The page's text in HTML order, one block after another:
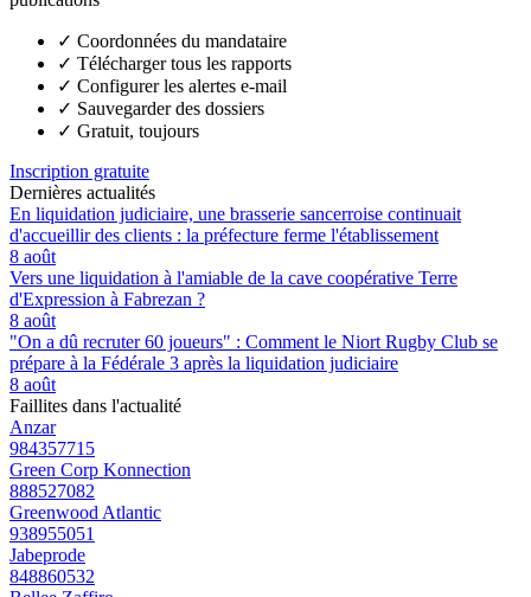
✓ Coordonnées du mandataire
✓ Télécharger tous les rapports
✓ Configurer les alertes e-mail
✓ Sauvegarder des dossiers
✓ Gratuit, toujours
Inscription gratuite
Dernières actualités
En liquidation judiciaire, une brasserie sancerroise continuait
d'accueillir des clients : la préfecture ferme l'établissement
8 août
Vers une liquidation à l'amiable de la cave coopérative Terre
d'Expression à Fabrezan ?
8 août
"On a dû recruter 60 joueurs" : Comment le Niort Rugby Club se
prépare à la Fédérale 3 après la liquidation judiciaire
8 août
Faillites dans l'actualité
Anzar
984357715
Green Corp Konnection
888527082
Greenwood Atlantic
938955051
Jabeprode
848860532